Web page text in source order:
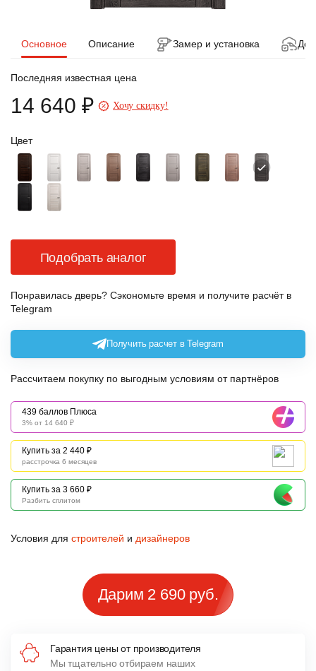
Основное Описание Замер и установка
Цвет
Последняя известная цена
14 640 ₽ Хочу скидку!
Подобрать аналог
Понравилась дверь? Сэкономьте время и получите расчёт в
Telegram
Получить расчет в Telegram
Рассчитаем покупку по выгодным условиям от партнёров
439 баллов Плюса
3% от 14 640 ₽
Купить за 2 440 ₽
расстрочка 6 месяцев
Купить за 3 660 ₽
Разбить сплитом
Условия для строителей и дизайнеров
Дарим 2 690 руб.
Гарантия цены от производителя
Мы тщательно отбираем наших